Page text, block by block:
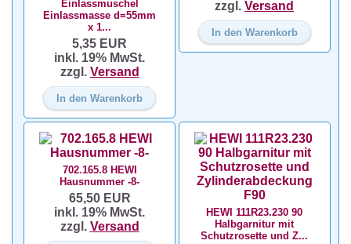
Einlassmuschel
Einlassmasse d=55mm
x 1...
5,35 EUR
inkl. 19% MwSt.
zzgl. Versand
In den Warenkorb
zzgl. Versand
In den Warenkorb
702.165.8 HEWI
Hausnummer -8-
65,50 EUR
inkl. 19% MwSt.
zzgl. Versand
HEWI 111R23.230 90
Halbgarnitur mit
Schutzrosette und Z...